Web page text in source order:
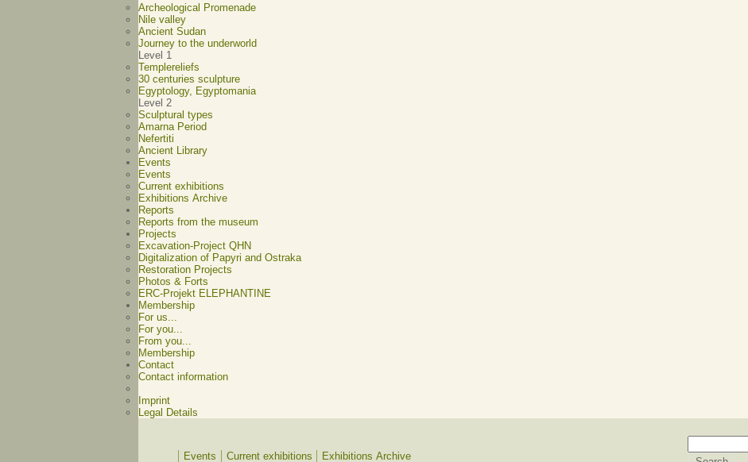
Archeological Promenade
Nile valley
Ancient Sudan
Journey to the underworld
Level 1
Templereliefs
30 centuries sculpture
Egyptology, Egyptomania
Level 2
Sculptural types
Amarna Period
Nefertiti
Ancient Library
Events
Events
Current exhibitions
Exhibitions Archive
Reports
Reports from the museum
Projects
Excavation-Project QHN
Digitalization of Papyri and Ostraka
Restoration Projects
Photos & Forts
ERC-Projekt ELEPHANTINE
Membership
For us...
For you...
From you...
Membership
Contact
Contact information
Imprint
Legal Details
Events Current exhibitions Exhibitions Archive